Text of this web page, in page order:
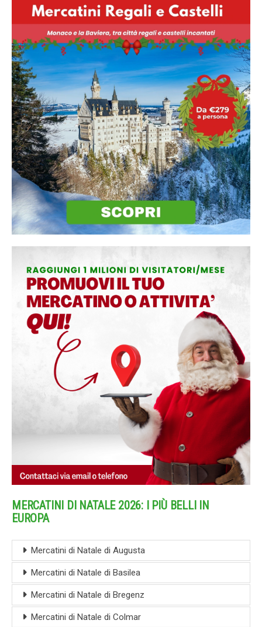
MERCATINI DI NATALE 2026: I PIÙ BELLI IN
EUROPA
Mercatini di Natale di Augusta
Mercatini di Natale di Basilea
Mercatini di Natale di Bregenz
Mercatini di Natale di Colmar